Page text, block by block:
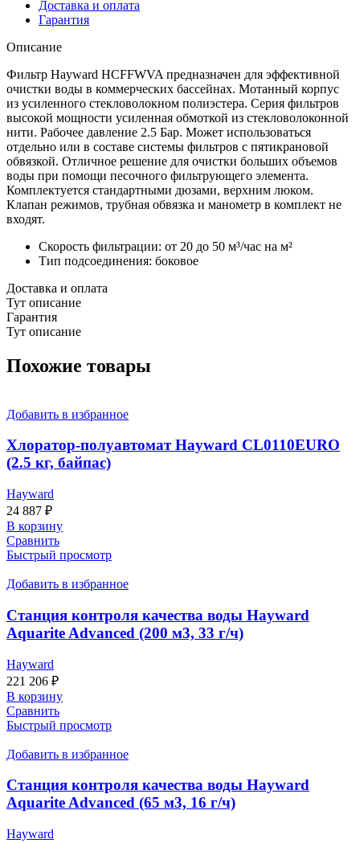
Доставка и оплата
Гарантия
Описание
Фильтр Hayward HCFFWVA предназначен для эффективной
очистки воды в коммерческих бассейнах. Мотанный корпус
из усиленного стекловолокном полиэстера. Серия фильтров
высокой мощности усиленная обмоткой из стекловолоконной
нити. Рабочее давление 2.5 Бар. Может использоваться
отдельно или в составе системы фильтров с пятикрановой
обвязкой. Отличное решение для очистки больших объемов
воды при помощи песочного фильтрующего элемента.
Комплектуется стандартными дюзами, верхним люком.
Клапан режимов, трубная обвязка и манометр в комплект не
входят.
Скорость фильтрации: от 20 до 50 м³/час на м²
Тип подсоединения: боковое
Доставка и оплата
Тут описание
Гарантия
Тут описание
Похожие товары
Добавить в избранное
Хлоратор-полуавтомат Hayward CL0110EURO
(2.5 кг, байпас)
Hayward
24 887 ₽
В корзину
Сравнить
Быстрый просмотр
Добавить в избранное
Станция контроля качества воды Hayward
Aquarite Advanced (200 м3, 33 г/ч)
Hayward
221 206 ₽
В корзину
Сравнить
Быстрый просмотр
Добавить в избранное
Станция контроля качества воды Hayward
Aquarite Advanced (65 м3, 16 г/ч)
Hayward